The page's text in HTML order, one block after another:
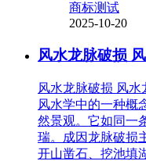
商标测试
2025-10-20
风水龙脉破损
风水龙脉破损 风
风水学中的一种概
然景观。它如同一
瑞。成因龙脉破损
开山凿石、挖池填